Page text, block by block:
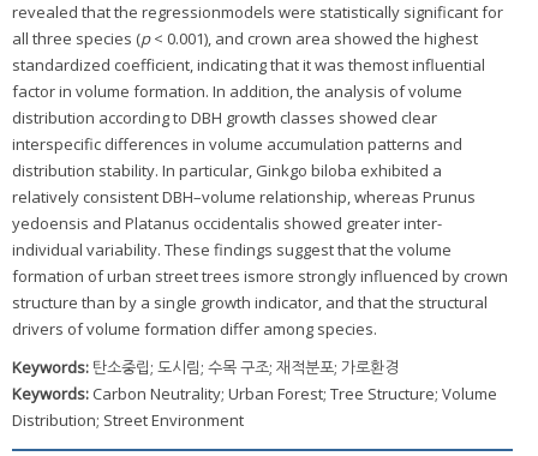
revealed that the regressionmodels were statistically significant for
all three species (p< 0.001), and crown area showed the highest
standardized coefficient, indicating that it was themost influential
factor in volume formation. In addition, the analysis of volume
distribution according to DBH growth classes showed clear
interspecific differences in volume accumulation patterns and
distribution stability. In particular, Ginkgo biloba exhibited a
relatively consistent DBH–volume relationship, whereas Prunus
yedoensis and Platanus occidentalis showed greater inter-
individual variability. These findings suggest that the volume
formation of urban street trees ismore strongly influenced by crown
structure than by a single growth indicator, and that the structural
drivers of volume formation differ among species.
Keywords: 탄소중립; 도시림; 수목 구조; 재적분포; 가로환경
Keywords: Carbon Neutrality; Urban Forest; Tree Structure; Volume
Distribution; Street Environment